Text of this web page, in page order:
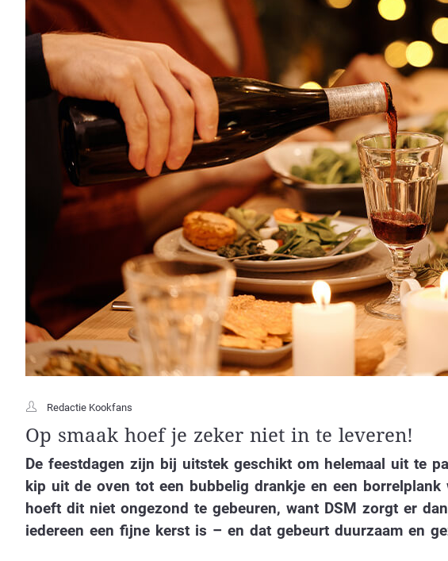
Redactie Kookfans
Op smaak hoef je zeker niet in te leveren!
De feestdagen zijn bij uitstek geschikt om helemaal uit te
kip uit de oven tot een bubbelig drankje en een
hoeft dit niet ongezond te gebeuren, want DSM zorgt er
iedereen een fijne kerst is – en dat gebeurt duurzaam en